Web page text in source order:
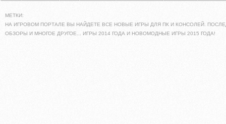
МЕТКИ:
НА ИГРОВОМ ПОРТАЛЕ ВЫ НАЙДЕТЕ ВСЕ НОВЫЕ ИГРЫ ДЛЯ ПК И КОНСОЛЕЙ.
ОБЗОРЫ И МНОГОЕ ДРУГОЕ... ИГРЫ 2014 ГОДА И НОВОМОДНЫЕ ИГРЫ 2015 ГОДА!